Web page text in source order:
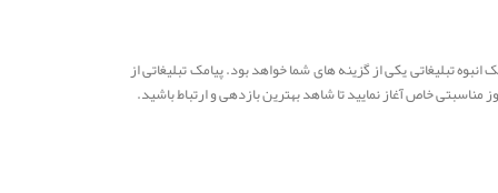
تبلیغاتی یکی از گزینه های شما خواهد بود. پیامک تبلیغاتی از
خاص آغاز نمایید تا شاهد بهترین بازدهی و ارتباط باشید.